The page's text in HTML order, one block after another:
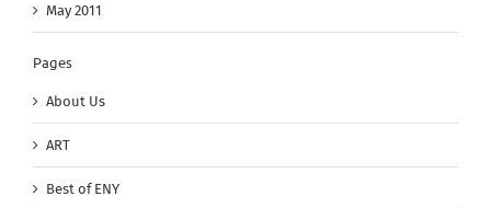
May 2011
Pages
About Us
ART
Best of ENY